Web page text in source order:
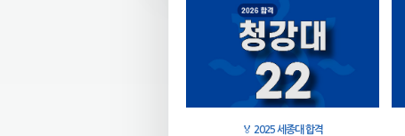
🏅 2025 세종대 합격